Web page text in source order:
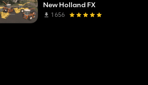
New Holland FX
1 656